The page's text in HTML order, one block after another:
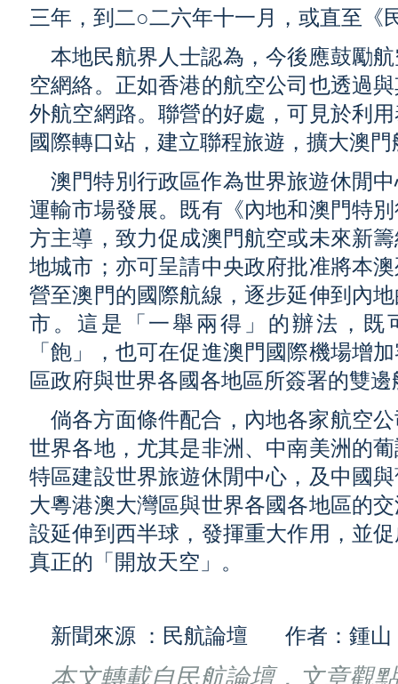
三年，到二○二六年十一月，或直至《
本地民航界人士認為，今後應鼓勵
空網絡。正如香港的航空公司也透過
外航空網路。聯營的好處，可見於利
國際轉口站，建立聯程旅遊，擴大澳
澳門特別行政區作為世界旅遊休閒
運輸市場發展。既有《內地和澳門特
方主導，致力促成澳門航空或未來新
地城市；亦可呈請中央政府批准將本
營至澳門的國際航線，逐步延伸到內
市。這是「一舉兩得」的辦法，既
「飽」，也可在促進澳門國際機場增
區政府與世界各國各地區所簽署的雙
倘各方面條件配合，內地各家航空
世界各地，尤其是非洲、中南美洲的
特區建設世界旅遊休閒中心，及中國
大粵港澳大灣區與世界各國各地區的
設延伸到西半球，發揮重大作用，並
真正的「開放天空」。
新聞來源 ：民航論壇 作者：鍾山
本文轉載自民航論壇，文章觀